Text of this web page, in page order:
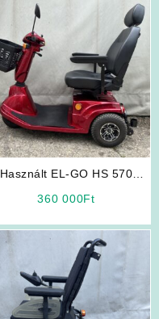
Használt EL-GO HS 570
360 000Ft